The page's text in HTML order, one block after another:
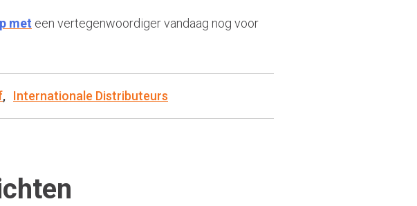
met een vertegenwoordiger vandaag nog voor
, Internationale Distributeurs